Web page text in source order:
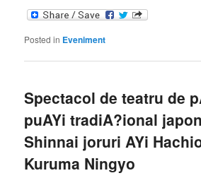
Posted in Eveniment
Spectacol de teatru de
puAYi tradiA?ional
Shinnai joruri AYi
Kuruma Ningyo